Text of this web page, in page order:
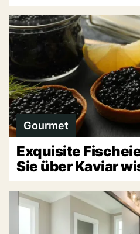
Gourmet
Exquisite
Sie über Kaviar